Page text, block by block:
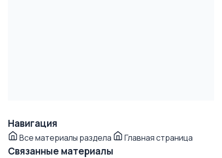
Навигация
Все материалы раздела Главная страница
Связанные материалы